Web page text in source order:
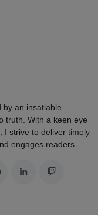
by an insatiable
truth. With a keen eye
I strive to deliver timely
engages readers.